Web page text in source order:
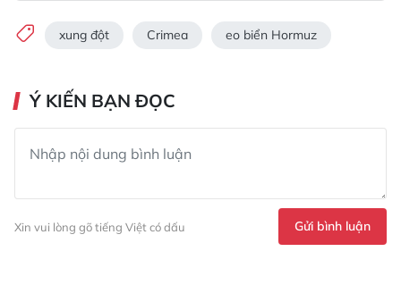
xung đột Crimea eo biển Hormuz
Ý KIẾN BẠN ĐỌC
Xin vui lòng gõ tiếng Việt có dấu Gửi bình luận